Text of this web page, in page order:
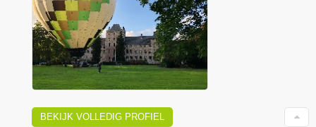
BEKIJK VOLLEDIG PROFIEL